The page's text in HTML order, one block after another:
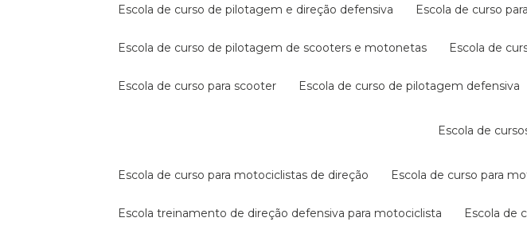
escola de curso de pilotagem e direção defensiva escola de curso
escola de curso de pilotagem de scooters e motonetas escola de
escola de curso para scooter escola de curso de pilotagem defensiva
escola de
escola de curso para motociclistas de direção escola de curso para
escola treinamento de direção defensiva para motociclista escola